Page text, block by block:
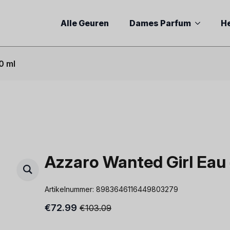
Alle Geuren Dames Parfum
ml
Azzaro Wanted Girl
Artikelnummer:8983646116449803279
€103.09
Oorspronkelijke
€72.99
Huidige